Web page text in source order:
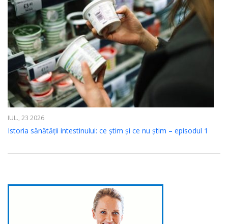
IUL., 23 2026
Istoria sănătății intestinului: ce știm și ce nu știm – episodul 1